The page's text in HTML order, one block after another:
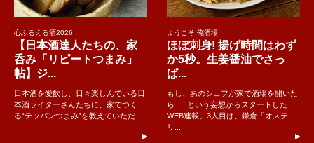
心ふるえる酒2026
【日本酒達人たちの、家
呑み「リピートつまみ」
帖】ジ...
日本酒を愛飲し、日々楽しんでいる日
本酒ライターさんたちに、家でつく
る“テッパンつまみ”を教えていただ...
ようこそ!俺酒場
ほぼ刺身! 揚げ時間はわず
か5秒。生姜醤油でさっ
ぱ...
もし、あのシェフが家で酒場を開いた
ら......という妄想からスタートした
WEB連載。3人目は、鎌倉「オステ
リ...